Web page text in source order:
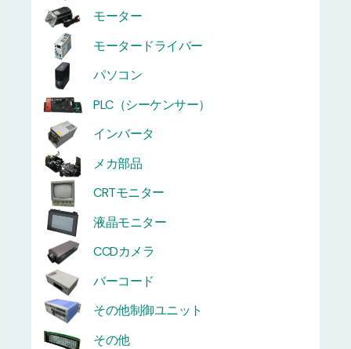
モーター
モータードライバー
パソコン
PLC（シーケンサー）
インバータ
メカ部品
CRTモニター
液晶モニター
CCDカメラ
バーコード
その他制御ユニット
その他